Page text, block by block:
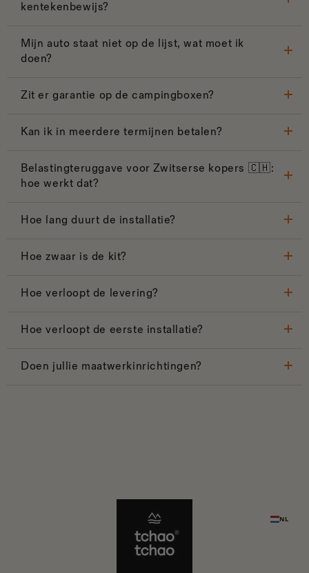
kentekenbewijs?
Mijn auto staat niet op de lijst, wat moet ik
doen?
Zit er garantie op de campingboxen?
Kan ik in meerdere termijnen betalen?
Belastingteruggave voor Zwitserse kopers 🇨🇭:
hoe werkt dat?
Hoe lang duurt de installatie?
Hoe zwaar is de kit?
Hoe verloopt de levering?
Hoe verloopt de eerste installatie?
Doen jullie maatwerkinrichtingen?
NL